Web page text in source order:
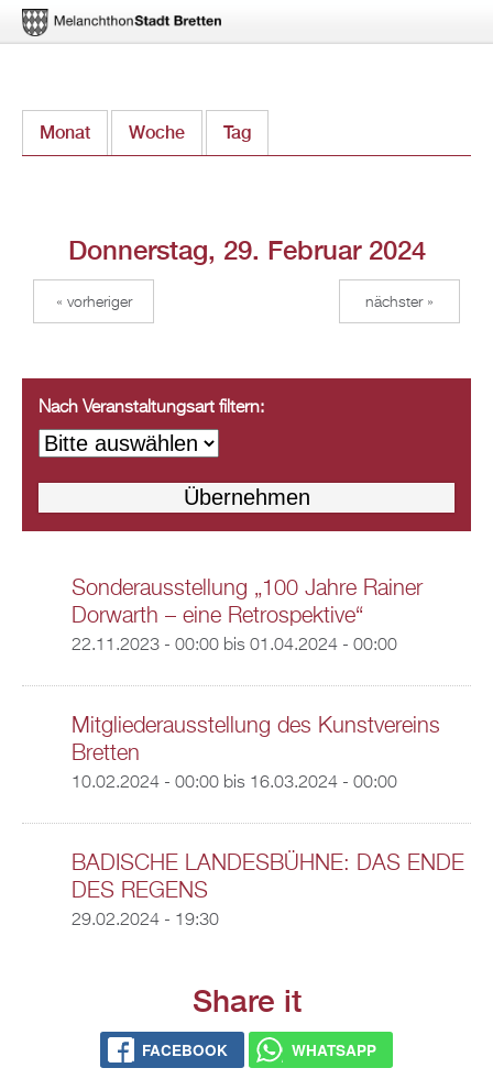
zum
Monat Woche Tag
Donnerstag, 29. Februar 2024
« vorheriger nächster »
Nach Veranstaltungsart filtern:
Sonderausstellung „100 Jahre Rainer
Dorwarth – eine Retrospektive“
22.11.2023 - 00:00bis 01.04.2024 - 00:00
Mitgliederausstellung des Kunstvereins
Bretten
10.02.2024 - 00:00bis 16.03.2024 - 00:00
BADISCHE LANDESBÜHNE: DAS ENDE
DES REGENS
29.02.2024 - 19:30
Share it
FACEBOOK WHATSAPP